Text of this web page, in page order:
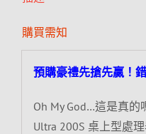
購買需知
預購豪禮先搶先贏！
Oh My God…這是真
Ultra 200S 桌上型處